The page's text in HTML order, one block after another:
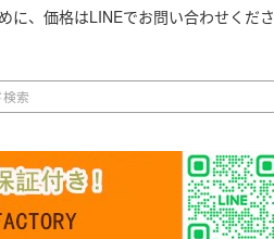
に、価格はLINEでお問い合わせくださ